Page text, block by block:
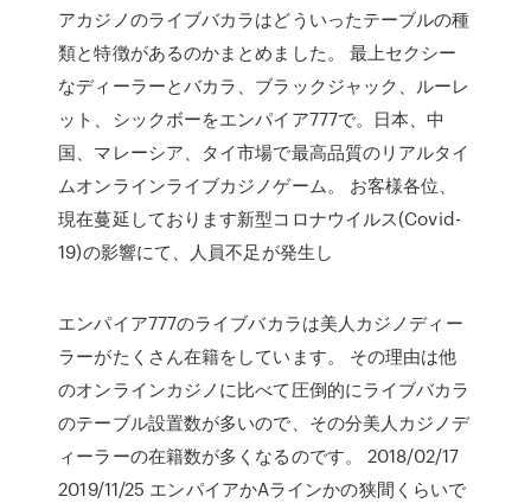
アカジノのライブバカラはどういったテーブルの種
類と特徴があるのかまとめました。 最上セクシー
なディーラーとバカラ、ブラックジャック、ルーレ
ット、シックボーをエンパイア777で。日本、中
国、マレーシア、タイ市場で最高品質のリアルタイ
ムオンラインライブカジノゲーム。 お客様各位、
現在蔓延しております新型コロナウイルス(Covid-
19)の影響にて、人員不足が発生し
エンパイア777のライブバカラは美人カジノディー
ラーがたくさん在籍をしています。 その理由は他
のオンラインカジノに比べて圧倒的にライブバカラ
のテーブル設置数が多いので、その分美人カジノデ
ィーラーの在籍数が多くなるのです。 2018/02/17
2019/11/25 エンパイアかAラインかの狭間くらいで